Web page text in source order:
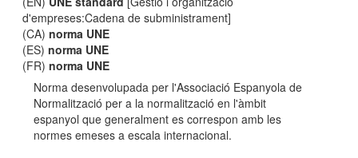
d'empreses:Cadena de subministrament]
(CA)norma UNE
(ES)norma UNE
(FR)norma UNE
Norma desenvolupada per l'Associació Espanyola de
Normalització per a la normalització en l'àmbit
espanyol que generalment es correspon amb les
normes emeses a escala internacional.